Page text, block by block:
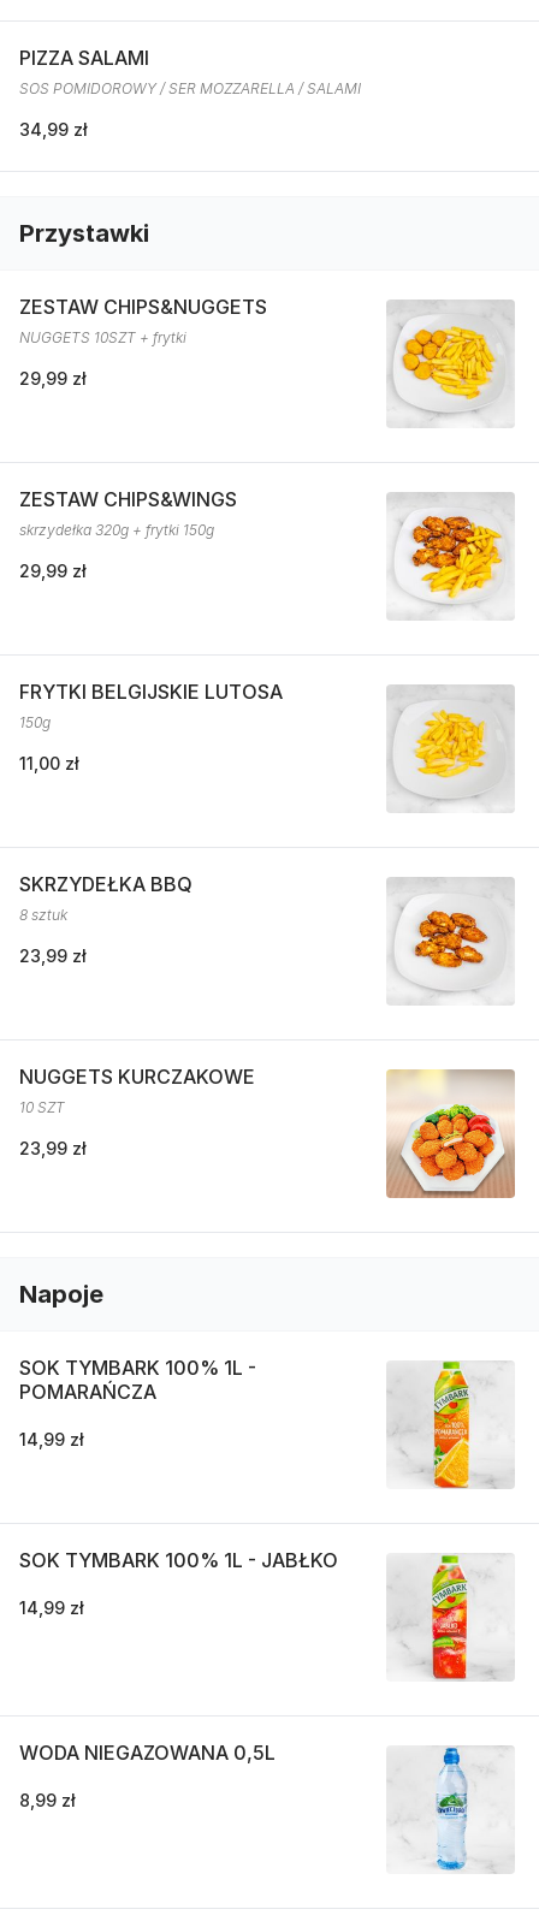
PIZZA SALAMI
SOS POMIDOROWY / SER MOZZARELLA / SALAMI
34,99 zł
Przystawki
ZESTAW CHIPS&NUGGETS
NUGGETS 10SZT + frytki
29,99 zł
ZESTAW CHIPS&WINGS
skrzydełka 320g + frytki 150g
29,99 zł
FRYTKI BELGIJSKIE LUTOSA
150g
11,00 zł
SKRZYDEŁKA BBQ
8 sztuk
23,99 zł
NUGGETS KURCZAKOWE
10 SZT
23,99 zł
Napoje
SOK TYMBARK 100% 1L -
POMARAŃCZA
14,99 zł
SOK TYMBARK 100% 1L - JABŁKO
14,99 zł
WODA NIEGAZOWANA 0,5L
8,99 zł